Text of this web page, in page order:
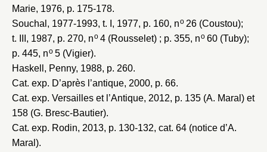
Marie, 1976, p. 175-178.
Souchal, 1977-1993, t. I, 1977, p. 160, no26 (Coustou);
t. III, 1987, p. 270, no4 (Rousselet) ; p. 355, no60 (Tuby);
p. 445, no5 (Vigier).
Haskell, Penny, 1988, p. 260.
Cat. exp. D’après l’antique, 2000, p. 66.
Cat. exp. Versailles et l’Antique, 2012, p. 135 (A. Maral) et
158 (G. Bresc-Bautier).
Cat. exp. Rodin, 2013, p. 130-132, cat. 64 (notice d’A.
Maral).